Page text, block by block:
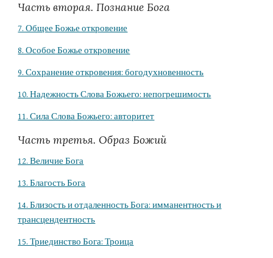
Часть вторая. Познание Бога
7. Общее Божье откровение
8. Особое Божье откровение
9. Сохранение откровения: богодухновенность
10. Надежность Слова Божьего: непогрешимость
11. Сила Слова Божьего: авторитет
Часть третья. Образ Божий
12. Величие Бога
13. Благость Бога
14. Близость и отдаленность Бога: имманентность и
трансцендентность
15. Триединство Бога: Троица